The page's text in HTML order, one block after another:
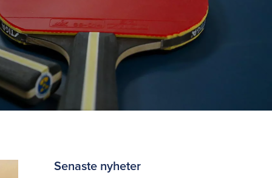
Senaste nyheter